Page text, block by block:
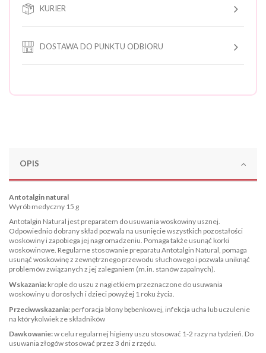
KURIER
DOSTAWA DO PUNKTU ODBIORU
OPIS
Antotalgin natural
Wyrób medyczny 15 g
Antotalgin Natural jest preparatem do usuwania woskowiny usznej.
Odpowiednio dobrany skład pozwala na usunięcie wszystkich pozostałości
woskowiny i zapobiega jej nagromadzeniu. Pomaga także usunąć korki
woskowinowe. Regularne stosowanie preparatu Antotalgin Natural, pomaga
usunąć woskowinę z zewnętrznego przewodu słuchowego i pozwala uniknąć
problemów związanych z jej zaleganiem (m.in. stanów zapalnych).
Wskazania: krople do uszu z nagietkiem przeznaczone do usuwania
woskowiny u dorosłych i dzieci powyżej 1 roku życia.
Przeciwwskazania: perforacja błony bębenkowej, infekcja ucha lub uczulenie
na którykolwiek ze składników
Dawkowanie:w celu regularnej higieny uszu stosować 1-2 razy na tydzień. Do
usuwania złogów stosować przez 3 dni z rzędu.